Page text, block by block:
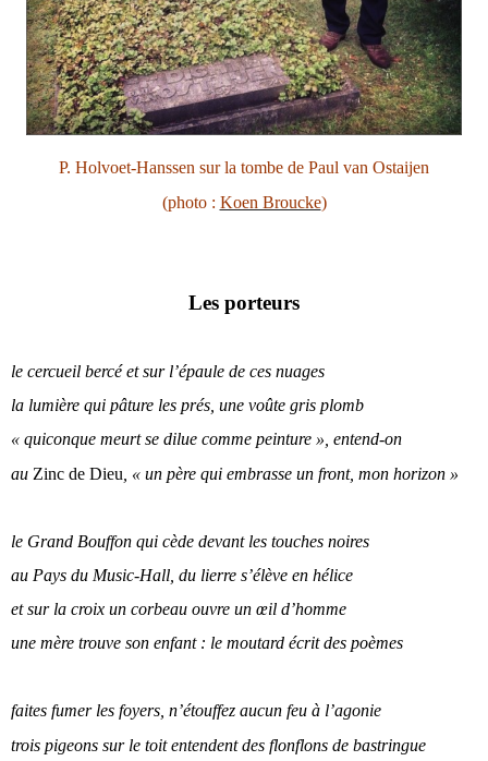
P. Holvoet-Hanssen sur la tombe de Paul van Ostaijen
(photo : Koen Broucke)
Les porteurs
le cercueil bercé et sur l’épaule de ces nuages
la lumière qui pâture les prés, une voûte gris plomb
« quiconque meurt se dilue comme peinture », entend-on
au Zinc de Dieu , « un père qui embrasse un front, mon horizon »
le Grand Bouffon qui cède devant les touches noires
au Pays du Music-Hall, du lierre s’élève en hélice
et sur ​​la croix un corbeau ouvre un œil d’homme
une mère trouve son enfant : le moutard écrit des poèmes
faites fumer les foyers, n’étouffez aucun feu à l’agonie
trois pigeons sur le toit entendent des flonflons de bastringue